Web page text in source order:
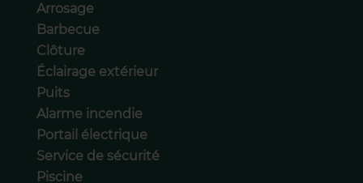
Arrosage
Barbecue
Clôture
Éclairage extérieur
Puits
Alarme incendie
Portail électrique
Service de sécurité
Piscine